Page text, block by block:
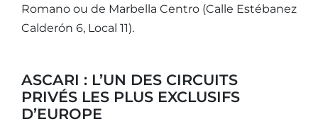
Romano ou de Marbella Centro (Calle Estébanez
Calderón 6, Local 11).
ASCARI : L’UN DES CIRCUITS
PRIVÉS LES PLUS EXCLUSIFS
D’EUROPE